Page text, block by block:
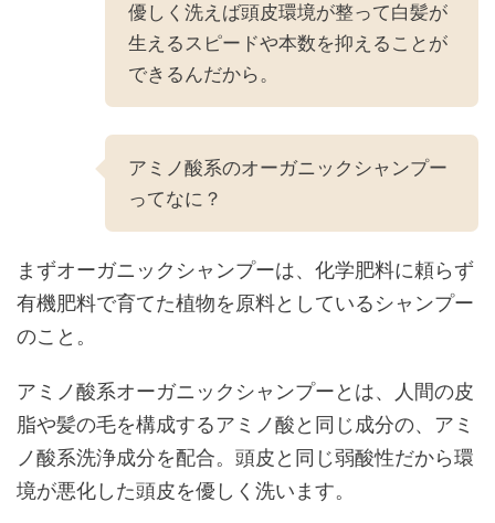
優しく洗えば頭皮環境が整って白髪が
生えるスピードや本数を抑えることが
できるんだから。
アミノ酸系のオーガニックシャンプー
ってなに？
まずオーガニックシャンプーは、化学肥料に頼らず
有機肥料で育てた植物を原料としているシャンプー
のこと。
アミノ酸系オーガニックシャンプーとは、人間の皮
脂や髪の毛を構成するアミノ酸と同じ成分の、アミ
ノ酸系洗浄成分を配合。頭皮と同じ弱酸性だから環
境が悪化した頭皮を優しく洗います。